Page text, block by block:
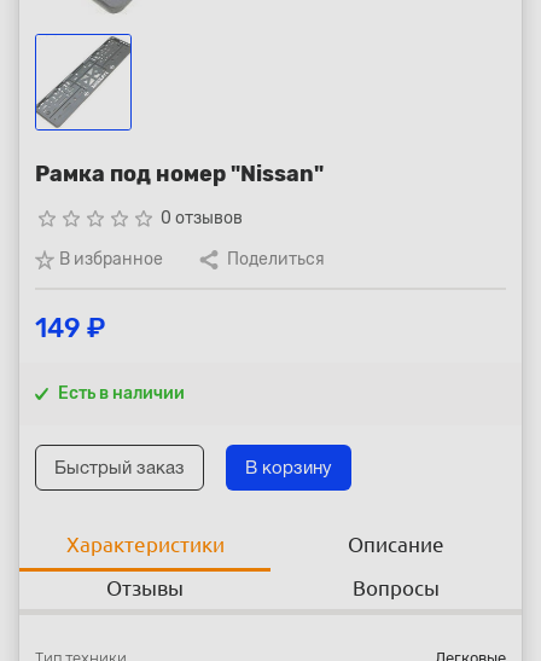
Республика Коми - Сыктывкар
+7 (800) 250-15-01
Рамка под номер "Nissan"
star_border star_border star_border star_border star_border 0 отзывов
В избранное
Поделиться
149 ₽
Есть в наличии
Быстрый заказ В корзину
Характеристики
Описание
Отзывы
Вопросы